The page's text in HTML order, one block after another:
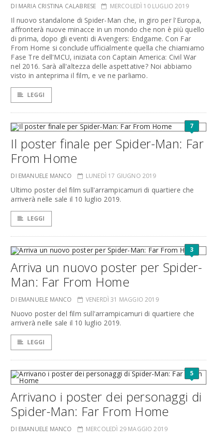
DI MARIA CRISTINA CALABRESE MERCOLEDÌ 10 LUGLIO 2019
Il nuovo standalone di Spider-Man che, in giro per l'Europa,
affronterà nuove minacce in un mondo che non è più quello
di prima, dopo gli eventi di Avengers: Endgame. Con Far
From Home si conclude ufficialmente quella che chiamiamo
Fase Tre dell'MCU, iniziata con Captain America: Civil War
nel 2016. Sarà all'altezza delle aspettative? Noi abbiamo
visto in anteprima il film, e ve ne parliamo.
LEGGI
7
Il poster finale per Spider-Man: Far
From Home
DI EMANUELE MANCO LUNEDÌ 17 GIUGNO 2019
Ultimo poster del film sull'arrampicamuri di quartiere che
arriverà nelle sale il 10 luglio 2019.
LEGGI
3
Arriva un nuovo poster per Spider-
Man: Far From Home
DI EMANUELE MANCO VENERDÌ 31 MAGGIO 2019
Nuovo poster del film sull'arrampicamuri di quartiere che
arriverà nelle sale il 10 luglio 2019.
LEGGI
5
Arrivano i poster dei personaggi di
Spider-Man: Far From Home
DI EMANUELE MANCO MERCOLEDÌ 29 MAGGIO 2019